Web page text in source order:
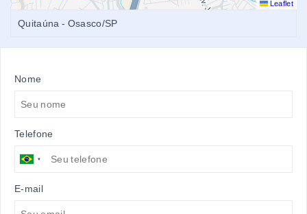
Leaflet
Quitaúna - Osasco/SP
Nome
Telefone
E-mail